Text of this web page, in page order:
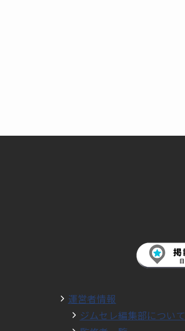
運営者情報
ジムセレ編集部について